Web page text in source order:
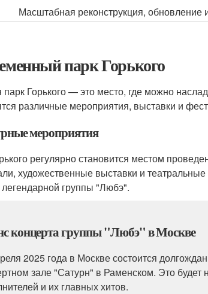
Масштабная реконструкция, обновление
парк Горького
парк Горького — это место, где можно
различные мероприятия, выставки и
мероприятия
регулярно становится местом
художественные выставки и
легендарной группы "Любэ".
концерта группы "Любэ" в Москве
2025 года в Москве состоится
зале "Сатурн" в Раменском. Это
и их главных хитов.